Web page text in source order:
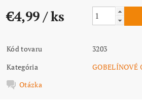
€4,99/ ks
Kód tovaru
3203
Kategória
GOBELÍNOVÉ
Otázka